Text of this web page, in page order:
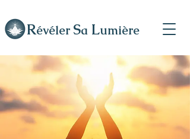
Révéler Sa Lumière